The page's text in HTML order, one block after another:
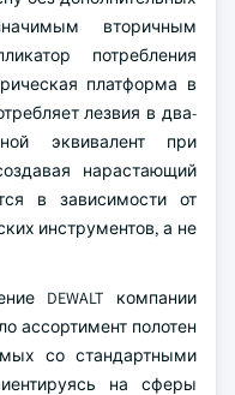
вторичным
потребления
платформа в
лезвия в два-
эквивалент при
нарастающий
в зависимости от
инструментов, а не
DEWALT компании
ассортимент полотен
со стандартными
на сферы